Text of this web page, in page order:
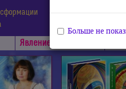
Явлениe Матери Мира
Больше не